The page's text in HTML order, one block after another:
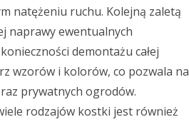
natężeniu ruchu. Kolejną zaletą
naprawy ewentualnych
demontażu całej
wzorów i kolorów, co pozwala na
prywatnych ogrodów.
rodzajów kostki jest również